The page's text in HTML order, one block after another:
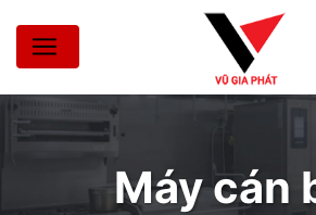
nội
dung
Máy cán